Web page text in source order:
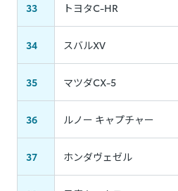
33 トヨタC-HR
34 スバルXV
35 マツダCX-5
36 ルノー キャプチャー
37 ホンダヴェゼル